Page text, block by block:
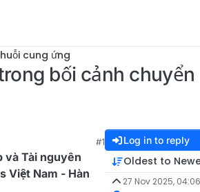
cung ứng
bối cảnh chuyển
#1
và Tài nguyên
Việt Nam - Hàn
Log in to reply
Oldest to
27 Nov 2025, 04:06